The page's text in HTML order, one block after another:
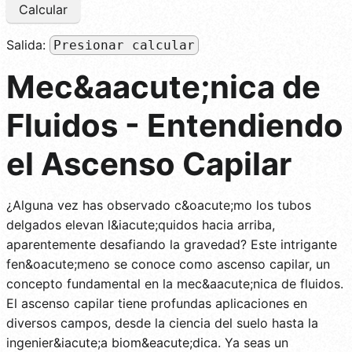
Calcular
Salida: Presionar calcular
Mec&aacute;nica de
Fluidos - Entendiendo
el Ascenso Capilar
¿Alguna vez has observado c&oacute;mo los tubos
delgados elevan l&iacute;quidos hacia arriba,
aparentemente desafiando la gravedad? Este intrigante
fen&oacute;meno se conoce como ascenso capilar, un
concepto fundamental en la mec&aacute;nica de fluidos.
El ascenso capilar tiene profundas aplicaciones en
diversos campos, desde la ciencia del suelo hasta la
ingenier&iacute;a biom&eacute;dica. Ya seas un